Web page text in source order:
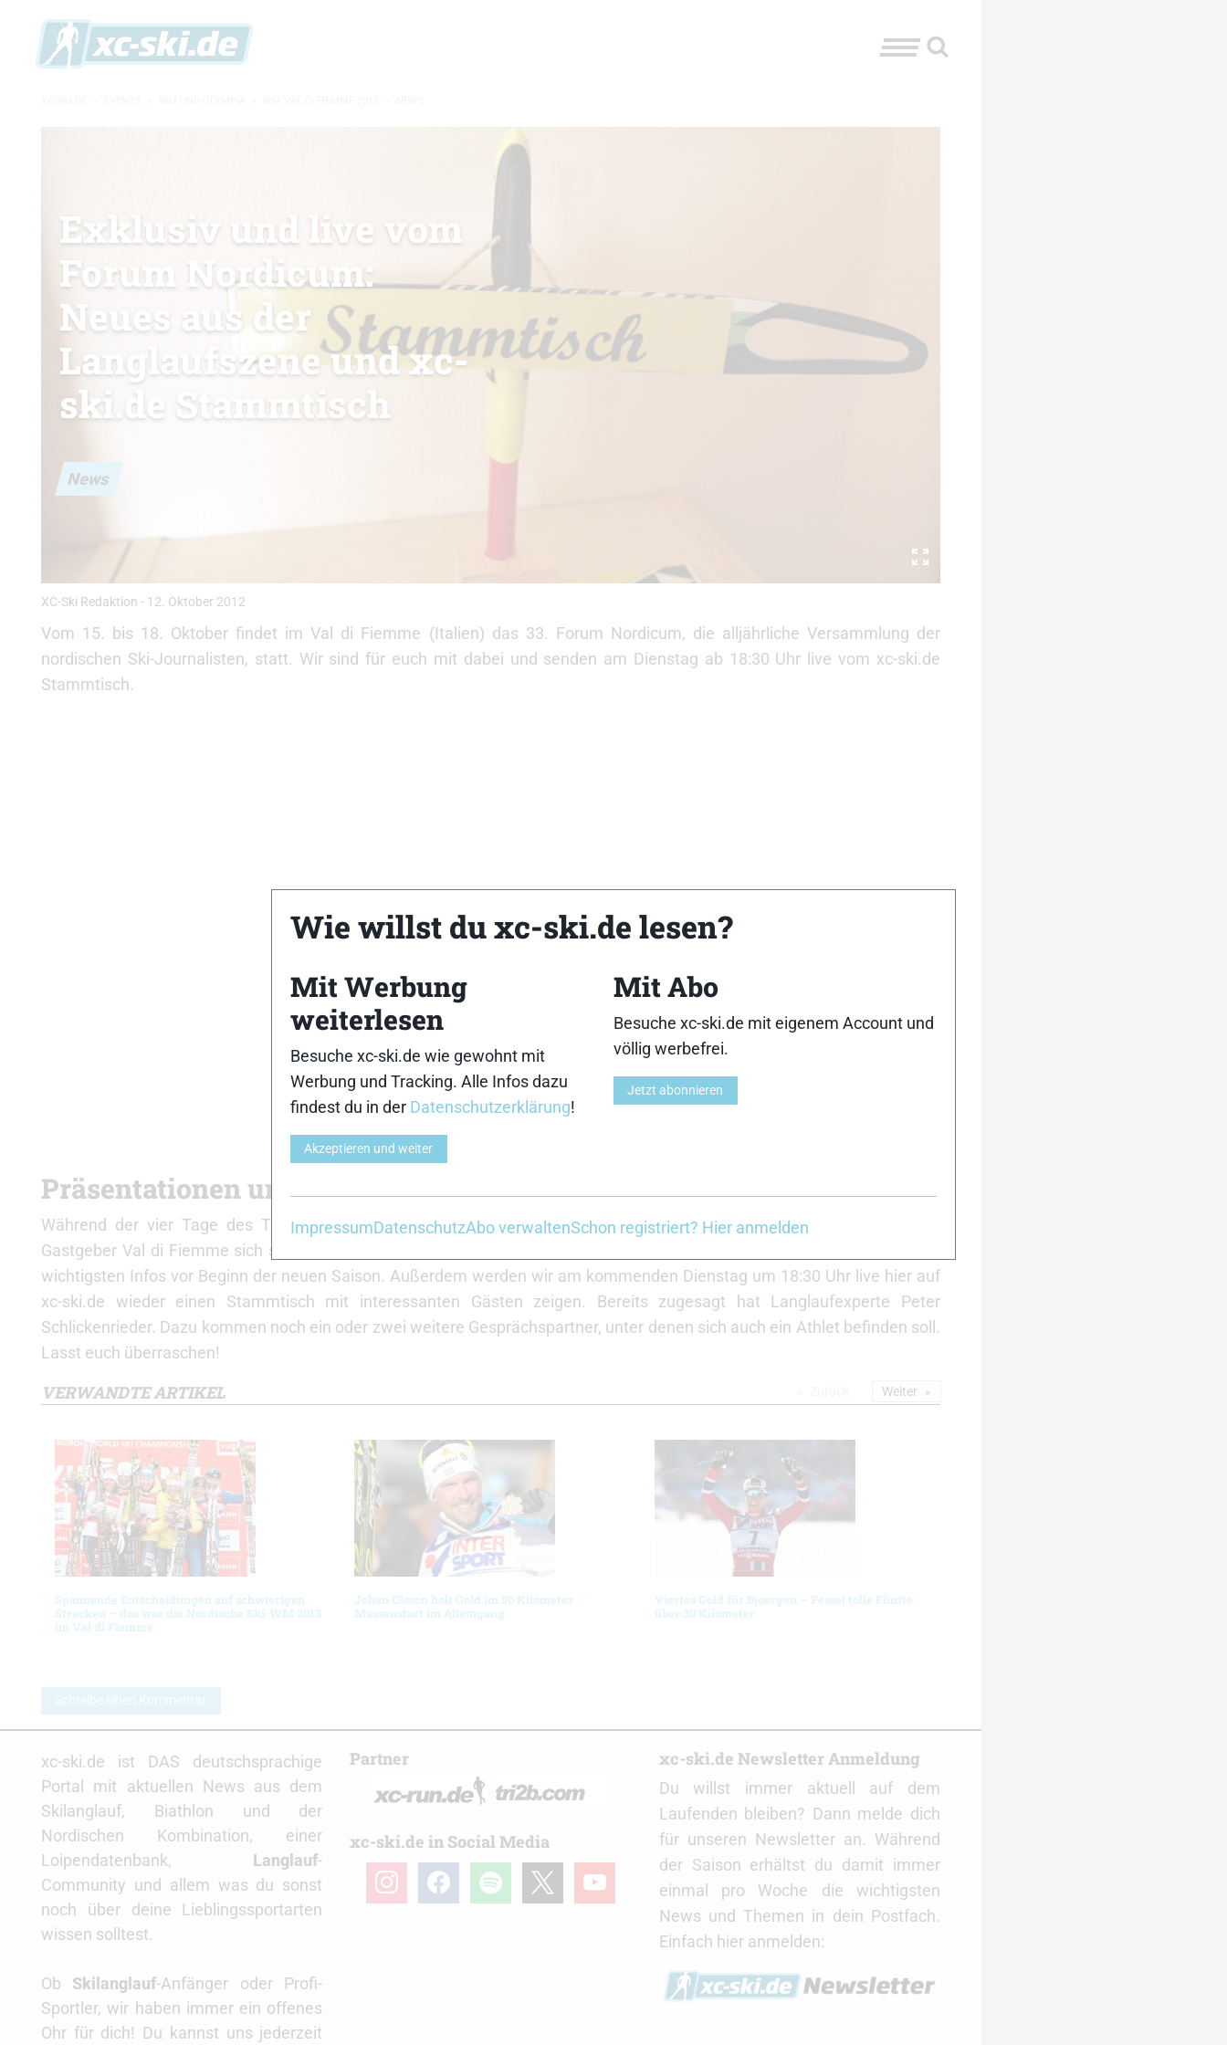
News
Exklusiv und live vom
Forum Nordicum:
Neues aus der
Langlaufszene und xc-
ski.de Stammtisch
XC-Ski Redaktion - 12. Oktober 2012
Vom 15. bis 18. Oktober findet im Val di Fiemme (Italien) das 33. Forum Nordicum, die alljährliche Versammlung der
nordischen Ski-Journalisten, statt. Wir sind für euch mit dabei und senden am Dienstag ab 18:30 Uhr live vom xc-ski.de
Stammtisch.
Präsentationen und Vorträge
Während der vier Tage des Treffens präsentieren unter anderem die FIS, diverse Weltcup-Veranstalter und der WM-
Gastgeber Val di Fiemme sich sowie Neuigkeiten und Änderungen. Wir berichten von vor Ort und versorgen euch mit den
wichtigsten Infos vor Beginn der neuen Saison. Außerdem werden wir am kommenden Dienstag um 18:30 Uhr live hier auf
xc-ski.de wieder einen Stammtisch mit interessanten Gästen zeigen. Bereits zugesagt hat Langlaufexperte Peter
Schlickenrieder. Dazu kommen noch ein oder zwei weitere Gesprächspartner, unter denen sich auch ein Athlet befinden soll.
Lasst euch überraschen!
VERWANDTE ARTIKEL
Spannende Entscheidungen auf schwierigen
Strecken – das war die Nordische Ski-WM 2013
im Val di Fiemme
Johan Olsson holt Gold im 50 Kilometer
Massenstart im Alleingang
Viertes Gold für Bjoergen – Fessel tolle Fünfte
über 30 Kilometer
Weiter
Schreibe einen Kommentar
xc-ski.de ist DAS deutschsprachige
Portal mit aktuellen News aus dem
Skilanglauf, Biathlon und der
Nordischen Kombination, einer
Loipendatenbank, Langlauf-
Community und allem was du sonst
noch über deine Lieblingssportarten
wissen solltest.
Ob Skilanglauf-Anfänger oder Profi-
Sportler, wir haben immer ein offenes
Ohr für dich! Du kannst uns jederzeit
Partner
xc-ski.de in Social Media
instagramfacebookspotify youtube
xc-ski.de Newsletter Anmeldung
Du willst immer aktuell auf dem
Laufenden bleiben? Dann melde dich
für unseren Newsletter an. Während
der Saison erhältst du damit immer
einmal pro Woche die wichtigsten
News und Themen in dein Postfach.
Einfach hier anmelden:
Wie willst du xc-ski.de lesen?
Mit Werbung
weiterlesen
Besuche xc-ski.de wie gewohnt mit
Werbung und Tracking. Alle Infos dazu
findest du in der Datenschutzerklärung!
Akzeptieren und weiter
Mit Abo
Besuche xc-ski.de mit eigenem Account und
völlig werbefrei.
Jetzt abonnieren
ImpressumDatenschutzAbo verwaltenSchon registriert? Hier anmelden